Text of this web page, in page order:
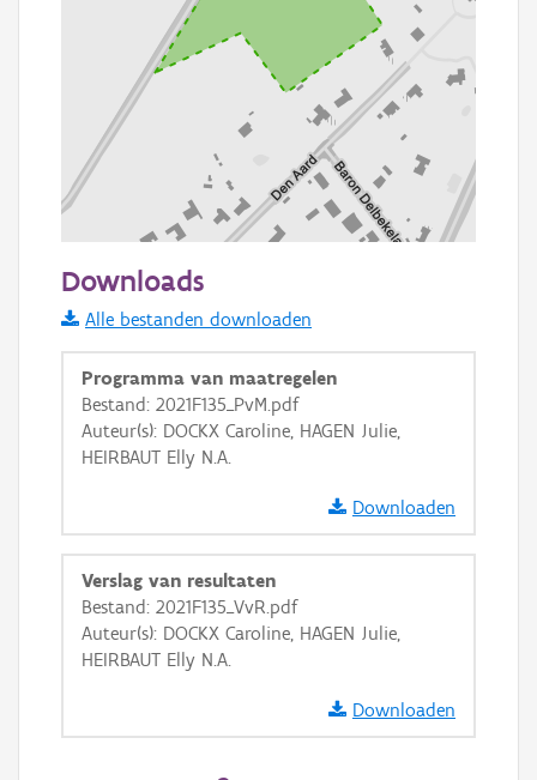
Informatie Vlaanderen
i
+ −
Basis Lagen
OSM-Basiskaart
GRB-Basiskaart
Downloads
Alle bestanden downloaden
Programma van maatregelen
Bestand: 2021F135_PvM.pdf
Auteur(s): DOCKX Caroline, HAGEN Julie,
HEIRBAUT Elly N.A.
Downloaden
Verslag van resultaten
Bestand: 2021F135_VvR.pdf
Auteur(s): DOCKX Caroline, HAGEN Julie,
HEIRBAUT Elly N.A.
Downloaden